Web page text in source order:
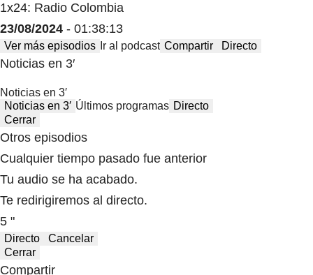
1x24: Radio Colombia
23/08/2024 - 01:38:13
Ver más episodios Ir al podcast Compartir Directo
Noticias en 3′
Noticias en 3′
Noticias en 3′ Últimos programas Directo
Cerrar
Otros episodios
Cualquier tiempo pasado fue anterior
Tu audio se ha acabado.
Te redirigiremos al directo.
5 "
Directo
Cancelar
Cerrar
Compartir